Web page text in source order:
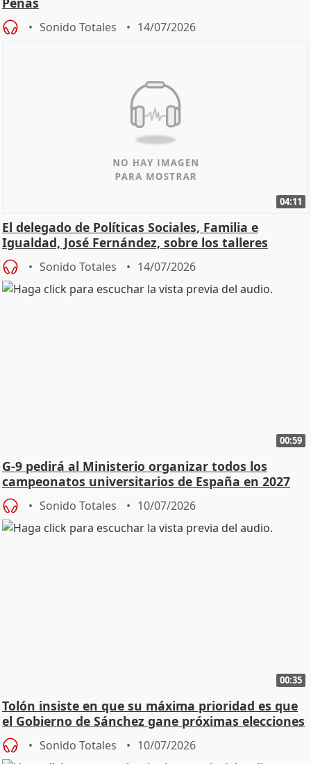
Sonido Totales 14/07/2026
04:11
El delegado de Políticas Sociales, Familia e
Igualdad, José Fernández, sobre los talleres
Sonido Totales 14/07/2026
00:59
G-9 pedirá al Ministerio organizar todos los
campeonatos universitarios de España en 2027
Sonido Totales 10/07/2026
00:35
Tolón insiste en que su máxima prioridad es que
el Gobierno de Sánchez gane próximas elecciones
Sonido Totales 10/07/2026